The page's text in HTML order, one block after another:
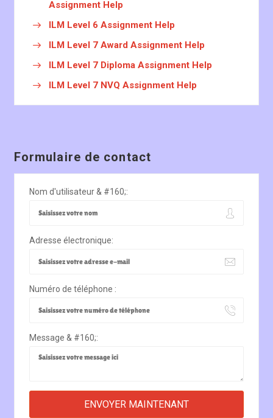
Assignment Help
ILM Level 6 Assignment Help
ILM Level 7 Award Assignment Help
ILM Level 7 Diploma Assignment Help
ILM Level 7 NVQ Assignment Help
Formulaire de contact
Nom d'utilisateur & #160;:
Adresse électronique:
Numéro de téléphone :
Message & #160;: